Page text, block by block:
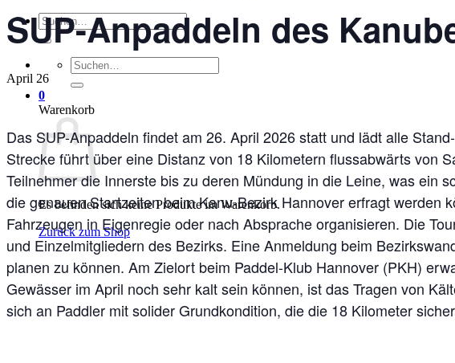
Suchen
nach:
Suchen
nach:
0
Warenkorb
Es befinden sich keine Produkte im Warenkorb.
Zurück zum Shop
SUP-Anpaddeln des
April 26
Das SUP-Anpaddeln findet am 26. April 2026 statt und lädt alle
Strecke führt über eine Distanz von 18 Kilometern flussabwärts von
Teilnehmer die Innerste bis zu deren Mündung in die Leine, was ein
die genauen Startzeiten beim Kanu-Bezirk Hannover erfragt werden
Fahrzeugen in Eigenregie oder nach Absprache organisieren. Die
und Einzelmitgliedern des Bezirks. Eine Anmeldung beim
planen zu können. Am Zielort beim Paddel-Klub Hannover (PKH)
Gewässer im April noch sehr kalt sein können, ist das Tragen von
sich an Paddler mit solider Grundkondition, die die 18 Kilometer